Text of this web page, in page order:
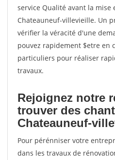
service Qualité avant la mise
Chateauneuf-villevieille. Un
vérifier la véracité d'une
pouvez rapidement $etre en
particuliers pour réaliser
travaux.
Rejoignez notre
trouver des
Chateauneuf-
Pour pérénniser votre
dans les travaux de